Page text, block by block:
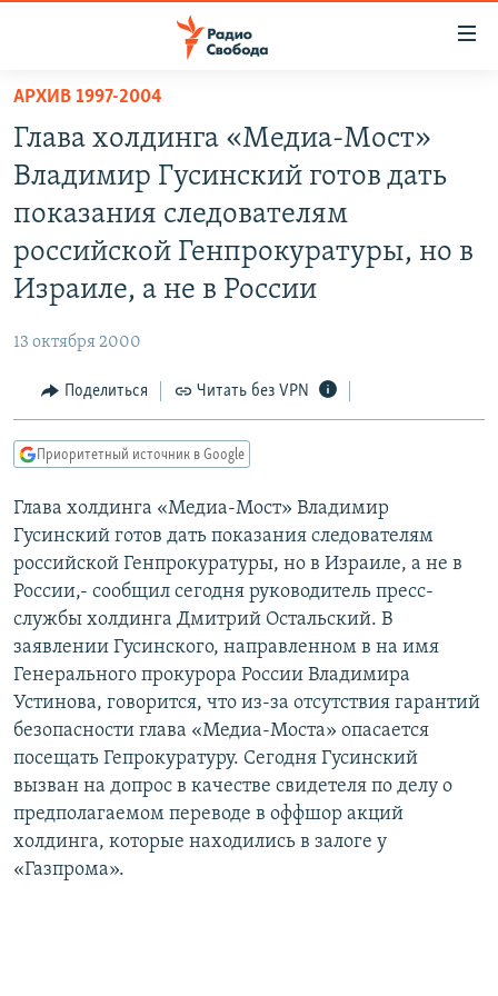
упрощенного
доступа
Вернуться
основному
содержанию
Вернутся
главной
навигации
Вернутся
поиску
АВТОРСКИЕ ПРОЕКТЫ
ЦИТАТЫ СВОБОДЫ
МНЕНИЯ
IDEL.РЕАЛИИ
КАВКАЗ.РЕАЛИИ
СЕВЕР.РЕАЛИИ
РАСПИСАНИЕ ВЕЩАНИЯ
ПОДПИШИТЕСЬ НА РАССЫЛКУ
СОЦИАЛЬНЫЕ СЕТИ
Все сайты РСЕ/РС
АРХИВ 1997-2004
Глава холдинга «Медиа-Мост»
Владимир Гусинский готов дать
показания следователям
российской Генпрокуратуры, но в
Израиле, а не в России
13 октября 2000
Поделиться Читать без VPN
Приоритетный источник в Google
Глава холдинга «Медиа-Мост» Владимир
Гусинский готов дать показания следователям
российской Генпрокуратуры, но в Израиле, а не в
России,- сообщил сегодня руководитель пресс-
службы холдинга Дмитрий Остальский. В
заявлении Гусинского, направленном в на имя
Генерального прокурора России Владимира
Устинова, говорится, что из-за отсутствия гарантий
безопасности глава «Медиа-Моста» опасается
посещать Гепрокуратуру. Сегодня Гусинский
вызван на допрос в качестве свидетеля по делу о
предполагаемом переводе в оффшор акций
холдинга, которые находились в залоге у
«Газпрома».